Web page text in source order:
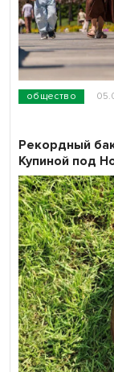
общество
Рекордный
Купиной под